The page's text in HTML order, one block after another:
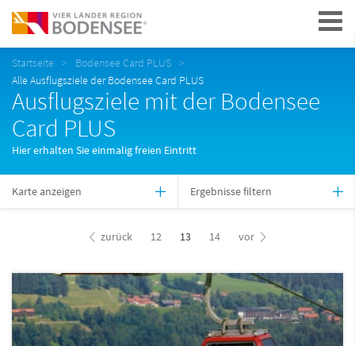
Navigation
Startseite
Bodensee Card PLUS
Alle Ausflugsziele der Bodensee Card PLUS
Ausflugsziele mit der Bodensee
Card PLUS
Hier erhalten Sie einmalig freien Eintritt
Karte anzeigen Ergebnisse filtern
zurück 12 13 14 vor